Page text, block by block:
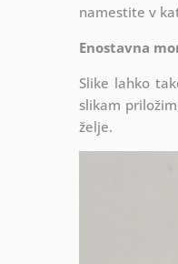
namestite v
Enostavna
Slike lahko
slikam
želje.